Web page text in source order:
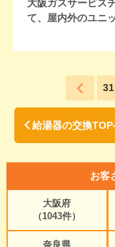
大阪ガスサービス
て、屋内外のユニ
31
給湯器の交換TOP
お客
大阪府
（1043件）
奈良県